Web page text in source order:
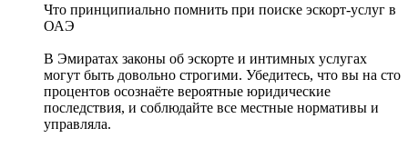
Что принципиально помнить при поиске эскорт-услуг в
ОАЭ
В Эмиратах законы об эскорте и интимных услугах
могут быть довольно строгими. Убедитесь, что вы на сто
процентов осознаёте вероятные юридические
последствия, и соблюдайте все местные нормативы и
управляла.